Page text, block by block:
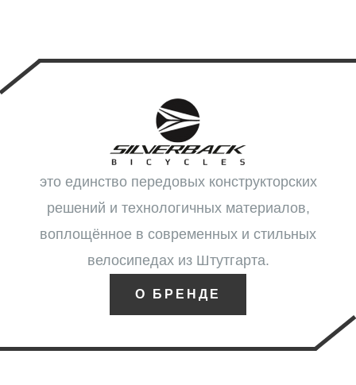
это единство передовых конструкторских
решений и технологичных материалов,
воплощённое в современных и стильных
велосипедах из Штутгарта.
О БРЕНДЕ